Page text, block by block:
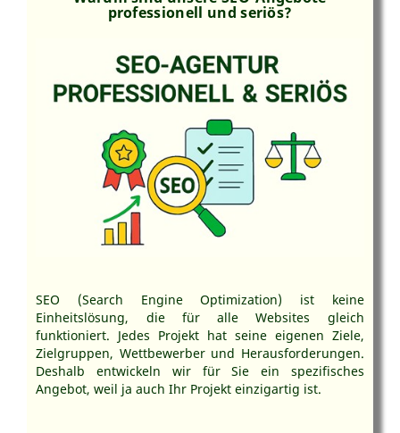
professionell und seriös?
SEO (Search Engine Optimization) ist keine
Einheitslösung, die für alle Websites gleich
funktioniert. Jedes Projekt hat seine eigenen Ziele,
Zielgruppen, Wettbewerber und Herausforderungen.
Deshalb entwickeln wir für Sie ein spezifisches
Angebot, weil ja auch Ihr Projekt einzigartig ist.